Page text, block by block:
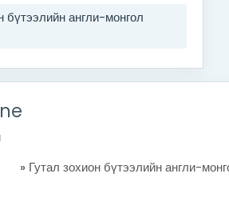
бүтээлийн англи-монгол
» Гутал зохион бүтээлийн англи-